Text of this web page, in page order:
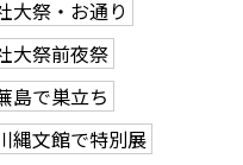
大祭・お通り
大祭前夜祭
島で巣立ち
縄文館で特別展